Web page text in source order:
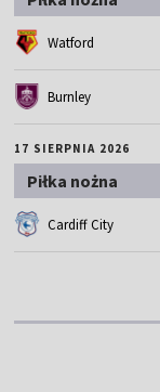
Watford
Burnley
17 SIERPNIA 2026
Piłka nożna
Cardiff City